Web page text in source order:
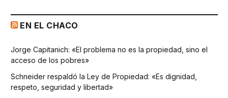
EN EL CHACO
Jorge Capitanich: «El problema no es la propiedad, sino el
acceso de los pobres»
Schneider respaldó la Ley de Propiedad: «Es dignidad,
respeto, seguridad y libertad»